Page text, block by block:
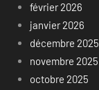
février 2026
janvier 2026
décembre 2025
novembre 2025
octobre 2025